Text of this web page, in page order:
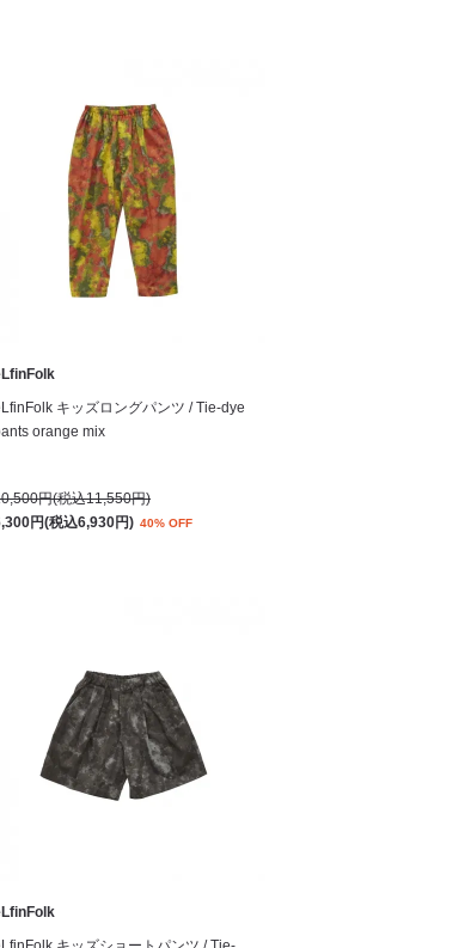
キッズロングパンツ / Tie-dye
orange mix
円(税込11,550円)
円(税込6,930円) 40% OFF